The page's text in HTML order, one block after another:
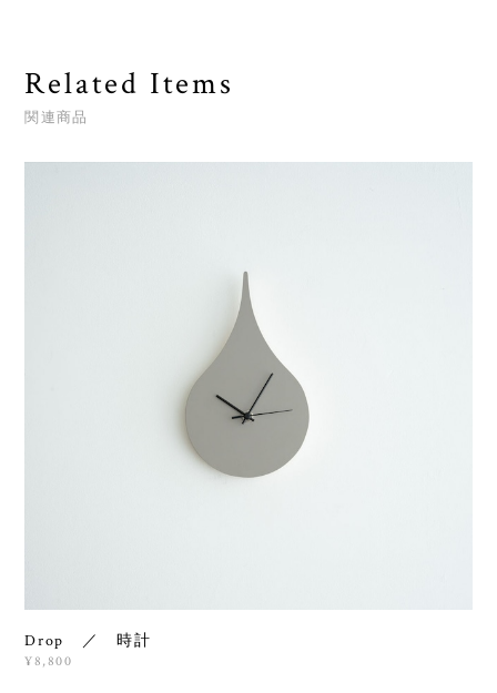
Related Items
関連商品
Drop ／ 時計
¥8,800